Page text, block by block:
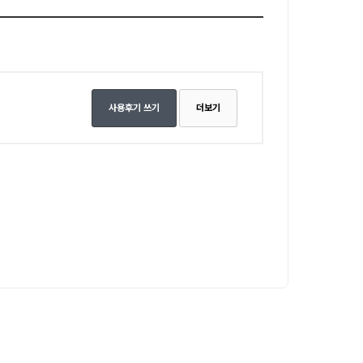
사용후기 쓰기 더보기